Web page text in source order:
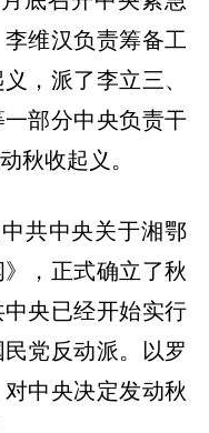
维汉负责筹备工
，派了李立三、
部分中央负责干
秋收起义。
共中央关于湘鄂
，正式确立了秋
央已经开始实行
党反动派。以罗
中央决定发动秋